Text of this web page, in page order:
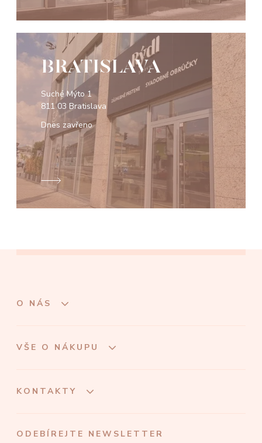
BRATISLAVA
Suché Mýto 1
811 03 Bratislava
Dnes zavřeno
O NÁS
VŠE O NÁKUPU
KONTAKTY
ODEBÍREJTE NEWSLETTER